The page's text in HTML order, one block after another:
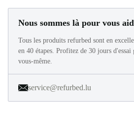
Nous sommes là pour vous
Tous les produits refurbed sont en
en 40 étapes. Profitez de 30 jours
vous-même.
service@refurbed.lu